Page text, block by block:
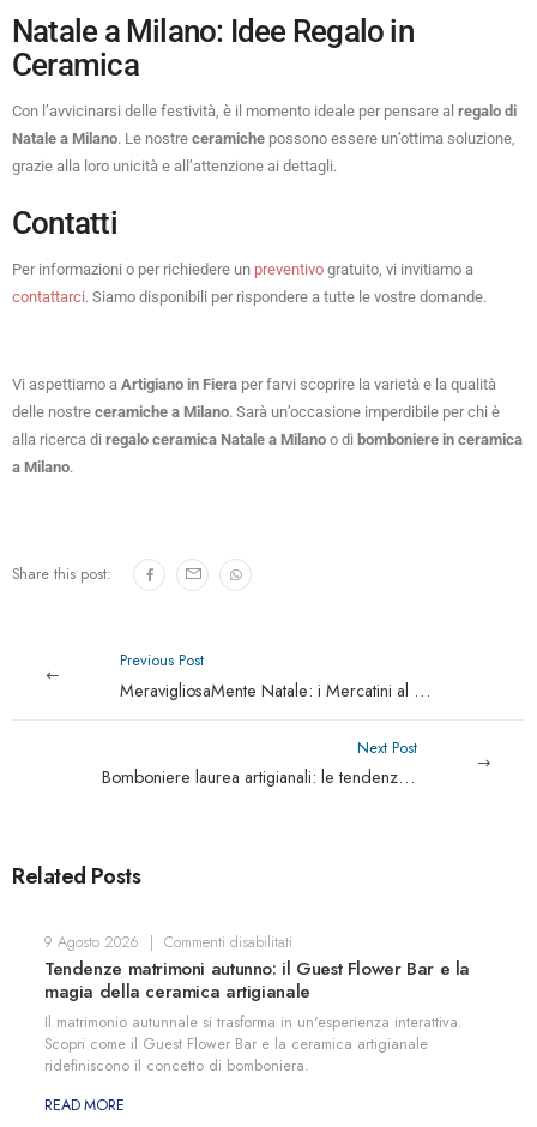
Natale a Milano: Idee Regalo in
Ceramica
Con l’avvicinarsi delle festività, è il momento ideale per pensare al regalo di
Natale a Milano. Le nostre ceramiche possono essere un’ottima soluzione,
grazie alla loro unicità e all’attenzione ai dettagli.
Contatti
Per informazioni o per richiedere un preventivo gratuito, vi invitiamo a
contattarci. Siamo disponibili per rispondere a tutte le vostre domande.
Vi aspettiamo a Artigiano in Fiera per farvi scoprire la varietà e la qualità
delle nostre ceramiche a Milano. Sarà un’occasione imperdibile per chi è
alla ricerca di regalo ceramica Natale a Milano o di bomboniere in ceramica
a Milano.
Share this post:
Previous Post
MeravigliosaMente Natale: i Mercatini al Castello di Limatola tra Artigianato e Tradizione
Next Post
Bomboniere laurea artigianali: le tendenze per l’autunno 2026
Related Posts
9 Agosto 2026 | Commenti disabilitati
Tendenze matrimoni autunno: il Guest Flower Bar e la
magia della ceramica artigianale
Il matrimonio autunnale si trasforma in un'esperienza interattiva.
Scopri come il Guest Flower Bar e la ceramica artigianale
ridefiniscono il concetto di bomboniera.
READ MORE